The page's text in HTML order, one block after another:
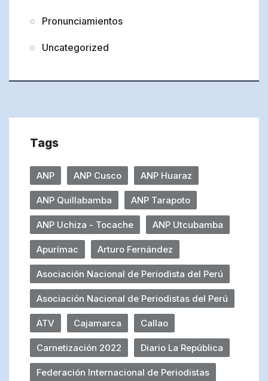
Pronunciamientos
Uncategorized
Tags
ANP ANP Cusco ANP Huaraz
ANP Quillabamba ANP Tarapoto
ANP Uchiza - Tocache ANP Utcubamba
Apurímac Arturo Fernández
Asociación Nacional de Periodista del Perú
Asociación Nacional de Periodistas del Perú
ATV Cajamarca Callao
Carnetización 2022 Diario La República
Federación Internacional de Periodistas